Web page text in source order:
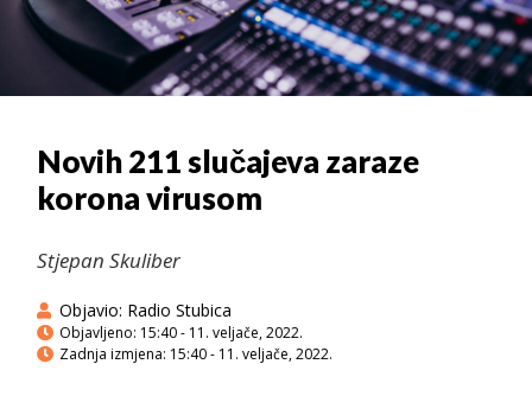
Novih 211 slučajeva zaraze
korona virusom
Stjepan Skuliber
Objavio: Radio Stubica
Objavljeno: 15:40 - 11. veljače, 2022.
Zadnja izmjena: 15:40 - 11. veljače, 2022.